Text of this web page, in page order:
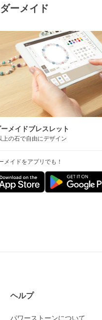
ーメイド
メイドブレスレット
上の石で自由にデザイン
メイドをアプリでも！
ヘルプ
パワーストーンについて